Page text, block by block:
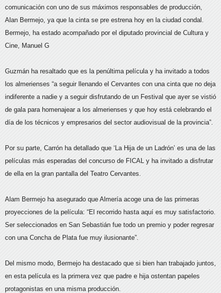
comunicación con uno de sus máximos responsables de producción,
Alan Bermejo, ya que la cinta se pre estrena hoy en la ciudad condal.
Bermejo, ha estado acompañado por el diputado provincial de Cultura y
Cine, Manuel G
Guzmán ha resaltado que es la penúltima película y ha invitado a todos
los almerienses “a seguir llenando el Cervantes con una cinta que no deja
indiferente a nadie y a seguir disfrutando de un Festival que ayer se vistió
de gala para homenajear a los almerienses y que hoy está celebrando el
día de los técnicos y empresarios del sector audiovisual de la provincia”.
Por su parte, Carrón ha detallado que ‘La Hija de un Ladrón’ es una de las
películas más esperadas del concurso de FICAL y ha invitado a disfrutar
de ella en la gran pantalla del Teatro Cervantes.
Alam Bermejo ha asegurado que Almería acoge una de las primeras
proyecciones de la película: “El recorrido hasta aquí es muy satisfactorio.
Ser seleccionados en San Sebastián fue todo un premio y poder regresar
con una Concha de Plata fue muy ilusionante”.
Del mismo modo, Bermejo ha destacado que si bien han trabajado juntos,
en esta película es la primera vez que padre e hija ostentan papeles
protagonistas en una misma producción.